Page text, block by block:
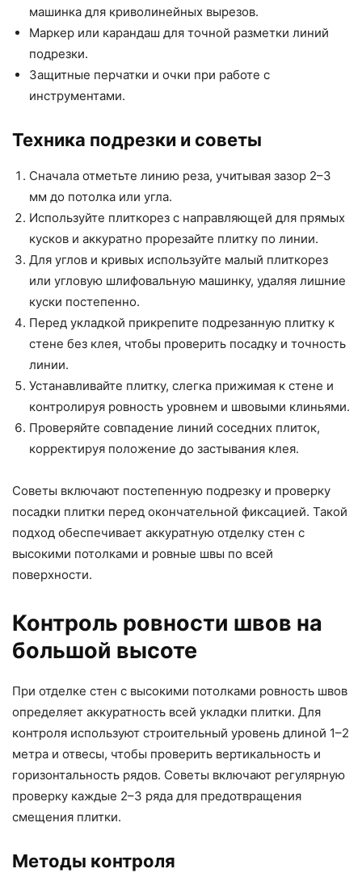
машинка для криволинейных вырезов.
Маркер или карандаш для точной разметки линий
подрезки.
Защитные перчатки и очки при работе с
инструментами.
Техника подрезки и советы
Сначала отметьте линию реза, учитывая зазор 2–3
мм до потолка или угла.
Используйте плиткорез с направляющей для прямых
кусков и аккуратно прорезайте плитку по линии.
Для углов и кривых используйте малый плиткорез
или угловую шлифовальную машинку, удаляя лишние
куски постепенно.
Перед укладкой прикрепите подрезанную плитку к
стене без клея, чтобы проверить посадку и точность
линии.
Устанавливайте плитку, слегка прижимая к стене и
контролируя ровность уровнем и швовыми клиньями.
Проверяйте совпадение линий соседних плиток,
корректируя положение до застывания клея.
Советы включают постепенную подрезку и проверку
посадки плитки перед окончательной фиксацией. Такой
подход обеспечивает аккуратную отделку стен с
высокими потолками и ровные швы по всей
поверхности.
Контроль ровности швов на
большой высоте
При отделке стен с высокими потолками ровность швов
определяет аккуратность всей укладки плитки. Для
контроля используют строительный уровень длиной 1–2
метра и отвесы, чтобы проверить вертикальность и
горизонтальность рядов. Советы включают регулярную
проверку каждые 2–3 ряда для предотвращения
смещения плитки.
Методы контроля